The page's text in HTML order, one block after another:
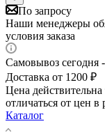
По запросу
Наши менеджеры
условия заказа
Самовывоз сегодня
Доставка от 1200 ₽
Цена
отличаться от цен
Каталог